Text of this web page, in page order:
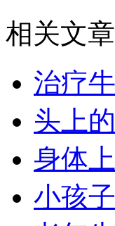
相关文章
治疗
头上
身体
小孩